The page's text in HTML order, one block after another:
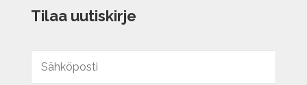
Tilaa uutiskirje